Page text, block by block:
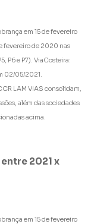
em 15 de fevereiro
fevereiro de 2020 nas
P6 e P7). ViaCosteira:
02/05/2021.
LAM VIAS consolidam,
além das sociedades
acima.
2021 x
em 15 de fevereiro